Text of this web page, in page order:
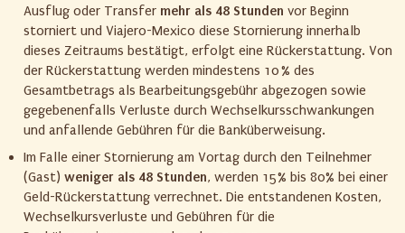
Ausflug oder Transfermehr als 48 Stunden vor Beginn
storniert und Viajero-Mexico diese Stornierung innerhalb
dieses Zeitraums bestätigt, erfolgt eine Rückerstattung. Von
der Rückerstattung werden mindestens 10 % des
Gesamtbetrags als Bearbeitungsgebühr abgezogen sowie
gegebenenfalls Verluste durch Wechselkursschwankungen
und anfallende Gebühren für die Banküberweisung.
Im Falle einer Stornierung am Vortag durch den Teilnehmer
(Gast) weniger als 48 Stunden, werden 15% bis 80% bei einer
Geld-Rückerstattung verrechnet. Die entstandenen Kosten,
Wechselkursverluste und Gebühren für die